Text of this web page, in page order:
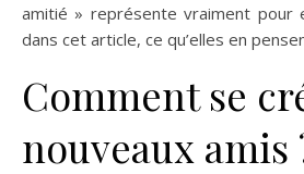
amitié » représente vraiment pour
dans cet article, ce qu’elles en
Comment se
nouveaux amis